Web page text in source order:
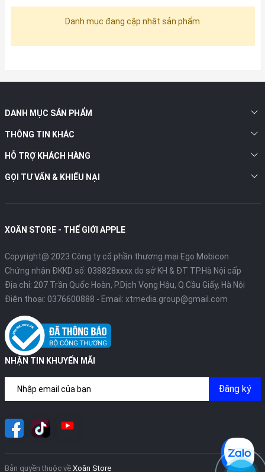
Danh mục đang cập nhật sản phẩm
DANH MỤC SẢN PHẨM
THÔNG TIN KHÁC
HỖ TRỢ KHÁCH HÀNG
GỌI TƯ VẤN & KHIẾU NẠI
XOĂN STORE - THẾ GIỚI APPLE
Copyright@ 2023 Công ty cổ phần thương mại Ego Mobicon
Chứng nhận ĐKKD số: 038828xxxx do sở KH & ĐT TP.Hà Nội cấp
Địa chỉ: 207 Trần Quốc Hoàn, P.Dịch Vọng Hậu, Q.Cầu Giấy, Hà Nội
Điện thoại: 0376600888 - Email: xtmedia.group@gmail.com
NHẬN TIN KHUYẾN MÃI
Đăng ký
Bản quyền thuộc về Xoăn Store